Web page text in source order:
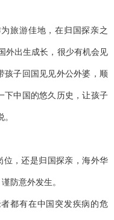
旅游佳地，在归国探亲之
外出生成长，很少有机会见
孩子回国见见外公外婆，顺
下中国的悠久历史，让孩子
，还是归国探亲，海外华
防意外发生。
都有在中国突发疾病的危